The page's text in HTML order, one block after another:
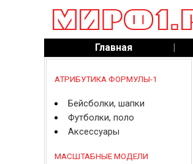
Главная |
АТРИБУТИКА ФОРМУЛЫ-1
Бейсболки, шапки
Футболки, поло
Аксессуары
МАСШТАБНЫЕ МОДЕЛИ